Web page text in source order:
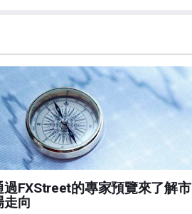
過FXStreet的專家預覽來了解市
走向